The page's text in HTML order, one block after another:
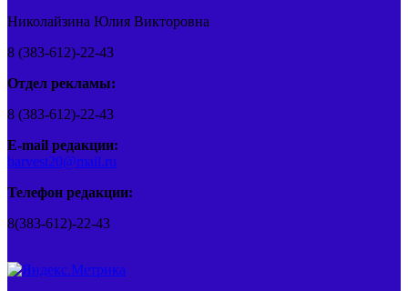
Николайзина Юлия Викторовна
8 (383-612)-22-43
Отдел рекламы:
8 (383-612)-22-43
E-mail редакции:
barvest20@mail.ru
Телефон редакции:
8(383-612)-22-43